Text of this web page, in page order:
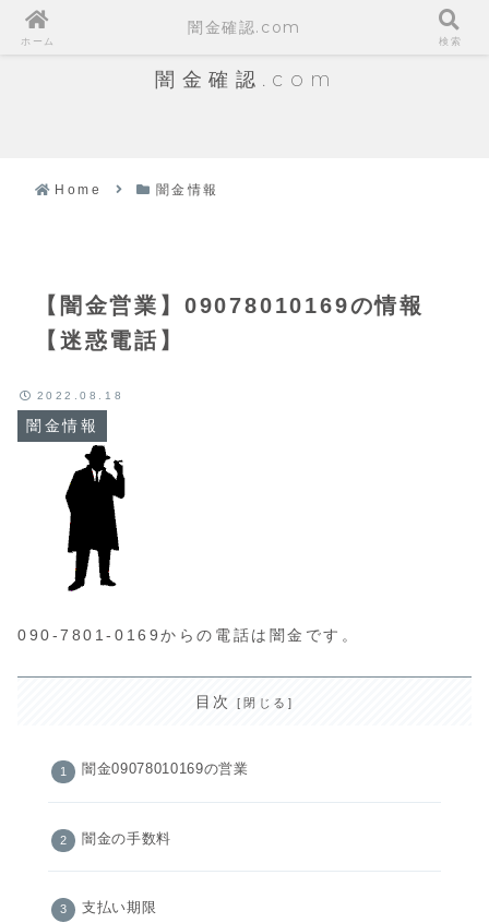
闇金確認.com
Home 闇金情報
【闇金営業】09078010169の情報
【迷惑電話】
闇金情報
2022.08.18
090-7801-0169からの電話は闇金です。
目次
闇金09078010169の営業
闇金の手数料
支払い期限
ホーム
闇金確認.com
検索